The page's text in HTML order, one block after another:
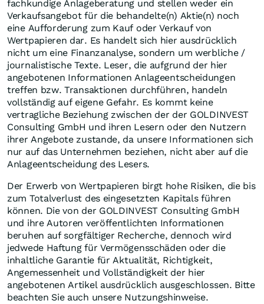
fachkundige Anlageberatung und stellen weder ein
Verkaufsangebot für die behandelte(n) Aktie(n) noch
eine Aufforderung zum Kauf oder Verkauf von
Wertpapieren dar. Es handelt sich hier ausdrücklich
nicht um eine Finanzanalyse, sondern um werbliche /
journalistische Texte. Leser, die aufgrund der hier
angebotenen Informationen Anlageentscheidungen
treffen bzw. Transaktionen durchführen, handeln
vollständig auf eigene Gefahr. Es kommt keine
vertragliche Beziehung zwischen der der GOLDINVEST
Consulting GmbH und ihren Lesern oder den Nutzern
ihrer Angebote zustande, da unsere Informationen sich
nur auf das Unternehmen beziehen, nicht aber auf die
Anlageentscheidung des Lesers.
Der Erwerb von Wertpapieren birgt hohe Risiken, die bis
zum Totalverlust des eingesetzten Kapitals führen
können. Die von der GOLDINVEST Consulting GmbH
und ihre Autoren veröffentlichten Informationen
beruhen auf sorgfältiger Recherche, dennoch wird
jedwede Haftung für Vermögensschäden oder die
inhaltliche Garantie für Aktualität, Richtigkeit,
Angemessenheit und Vollständigkeit der hier
angebotenen Artikel ausdrücklich ausgeschlossen. Bitte
beachten Sie auch unsere Nutzungshinweise.